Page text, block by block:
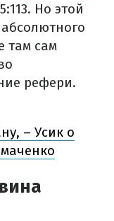
Но этой
там сам
рефери.
– Усик о